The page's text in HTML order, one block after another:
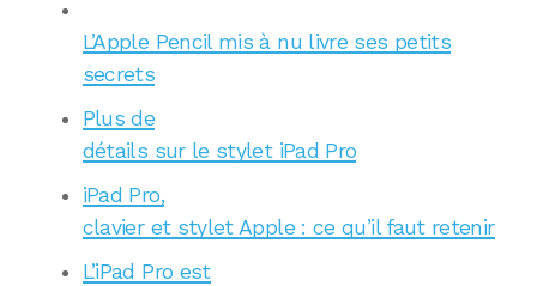
L’Apple Pencil mis à nu livre ses petits
secrets
Plus de
détails sur le stylet iPad Pro
iPad Pro,
clavier et stylet Apple : ce qu’il faut retenir
L’iPad Pro est